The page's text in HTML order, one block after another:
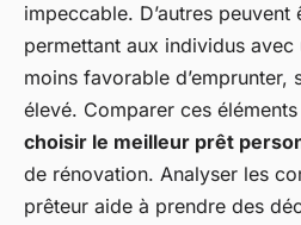
impeccable. D’autres
permettant aux individus
moins favorable d’emprunter,
élevé. Comparer ces
choisir le meilleur prêt
de rénovation. Analyser les
prêteur aide à prendre des